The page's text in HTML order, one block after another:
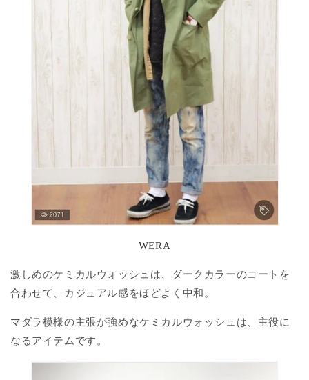
WERA
激しめのケミカルウォッシュは、ダークカラーのコートを
合わせて、カジュアル感をほどよく中和。
マダラ模様の主張が強めなケミカルウォッシュは、主役に
なるアイテムです。